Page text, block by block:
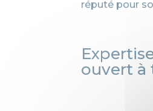
réputé pour
ouvert à